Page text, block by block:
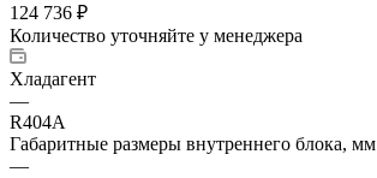
124 736 ₽
Количество уточняйте у менеджера
Хладагент
—
R404A
Габаритные размеры внутреннего блока, мм
—